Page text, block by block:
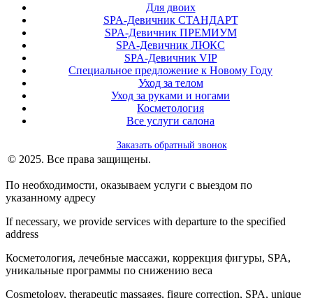
Для двоих
SPA-Девичник СТАНДАРТ
SPA-Девичник ПРЕМИУМ
SPA-Девичник ЛЮКС
SPA-Девичник VIP
Специальное предложение к Новому Году
Уход за телом
Уход за руками и ногами
Косметология
Все услуги салона
Заказать обратный звонок
© 2025. Все права защищены.
По необходимости, оказываем услуги с выездом по
указанному адресу
If necessary, we provide services with departure to the specified
address
Косметология, лечебные массажи, коррекция фигуры, SPA,
уникальные программы по снижению веса
Cosmetology, therapeutic massages, figure correction, SPA, unique